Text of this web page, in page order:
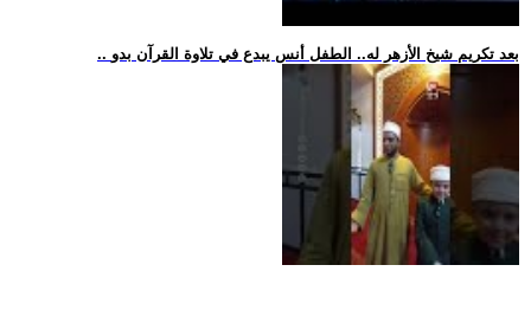
.. بعد تكريم شيخ الأزهر له.. الطفل أنس يبدع في تلاوة القرآن بدو